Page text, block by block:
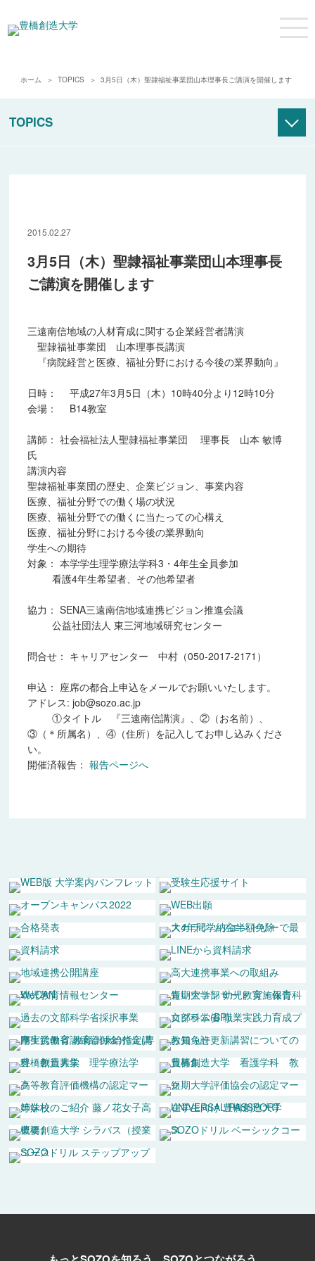
ホーム TOPICS 3月5日（木）聖隷福祉事業団山本理事長ご講演を開催します
TOPICS
2010年度
2011年度
2013年度
2014年度
2015年度
2017年度
2018年度
2019年度
2020年度
2021年度
2015.02.27
3月5日（木）聖隷福祉事業団山本理事長
ご講演を開催します
三遠南信地域の人材育成に関する企業経営者講演
聖隷福祉事業団 山本理事長講演
『病院経営と医療、福祉分野における今後の業界動向』
日時：
平成27年3月5日（木）10時40分より12時10分
会場：
B14教室
講師： 社会福祉法人聖隷福祉事業団 理事長 山本 敏博
氏
講演内容
聖隷福祉事業団の歴史、企業ビジョン、事業内容
医療、福祉分野での働く場の状況
医療、福祉分野での働くに当たっての心構え
医療、福祉分野における今後の業界動向
学生への期待
対象： 本学学生理学療法学科3・4年生全員参加
看護4年生希望者、その他希望者
協力： SENA三遠南信地域連携ビジョン推進会議
公益社団法人 東三河地域研究センター
問合せ： キャリアセンター 中村（050-2017-2171）
申込： 座席の都合上申込をメールでお願いいたします。
アドレス: job@sozo.ac.jp
①タイトル 『三遠南信講演』、②（お名前）、
③（＊所属名）、④（住所）を記入してお申し込みくださ
い。
開催済報告： 報告ページへ